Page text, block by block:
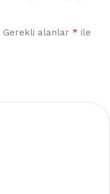
Gerekli alanlar * ile